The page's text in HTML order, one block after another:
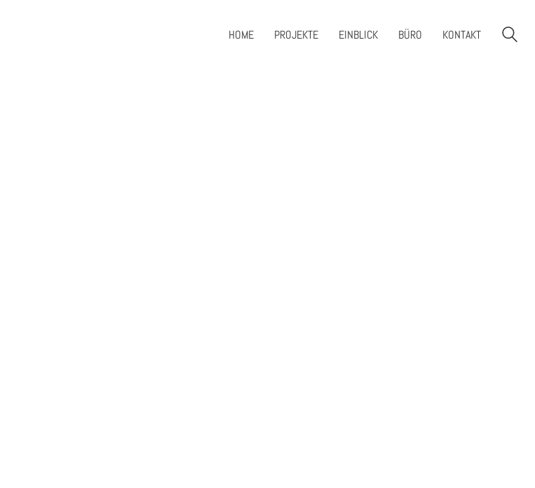
HOME PROJEKTE EINBLICK BÜRO KONTAKT